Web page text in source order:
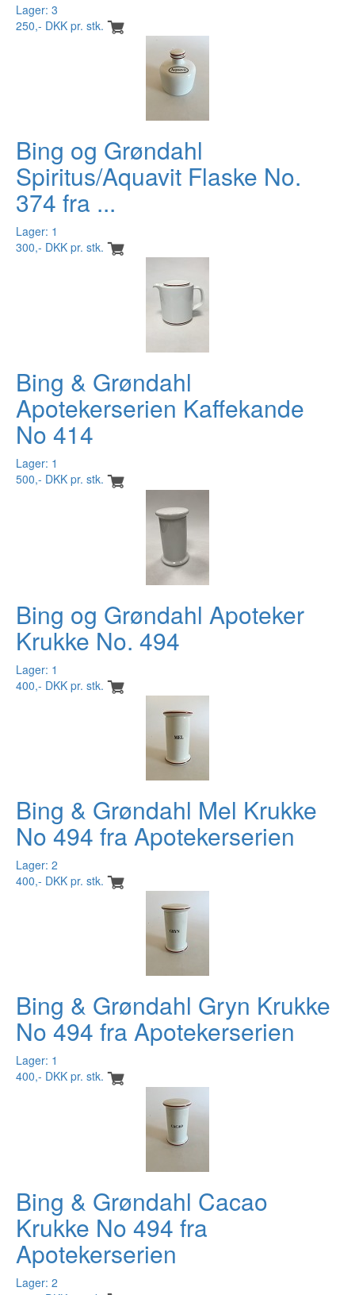
Lager: 3
250,- DKK pr. stk.
Bing og Grøndahl
Spiritus/Aquavit Flaske No.
374 fra ...
Lager: 1
300,- DKK pr. stk.
Bing & Grøndahl
Apotekerserien Kaffekande
No 414
Lager: 1
500,- DKK pr. stk.
Bing og Grøndahl Apoteker
Krukke No. 494
Lager: 1
400,- DKK pr. stk.
Bing & Grøndahl Mel Krukke
No 494 fra Apotekerserien
Lager: 2
400,- DKK pr. stk.
Bing & Grøndahl Gryn Krukke
No 494 fra Apotekerserien
Lager: 1
400,- DKK pr. stk.
Bing & Grøndahl Cacao
Krukke No 494 fra
Apotekerserien
Lager: 2